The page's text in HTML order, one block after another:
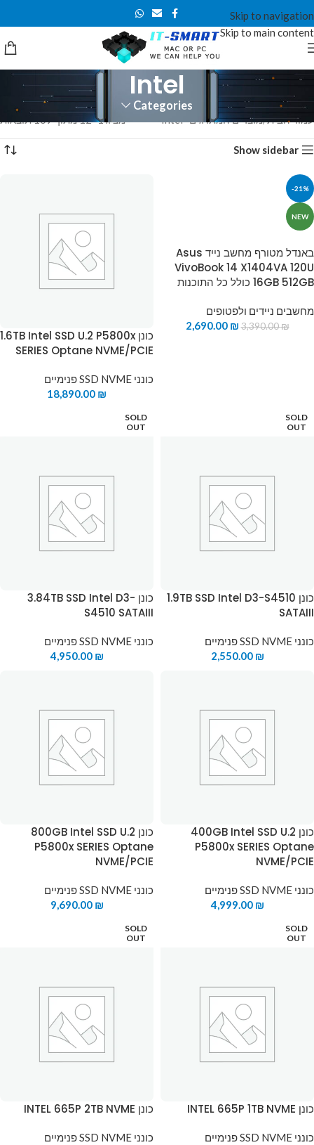
Skip to navigation
Skip to main content
Intel
Categories
עמוד הבית מוצרים המתויגים “Intel” מציג 1–12 מתוך 169 תוצאות
Show sidebar
-21%
NEW
באנדל מטורף מחשב נייד Asus
VivoBook 14 X1404VA 120U
16GB 512GB כולל כל התוכנות
מחשבים ניידים ולפטופים
3,390.00₪
2,690.00 ₪
כונן 1.6TB Intel SSD U.2 P5800x
SERIES Optane NVME/PCIE
כונני SSD NVME פנימיים
18,890.00 ₪
SOLD
OUT
כונן 1.9TB SSD Intel D3-S4510
SATAIII
כונני SSD NVME פנימיים
2,550.00 ₪
SOLD
OUT
כונן 3.84TB SSD Intel D3-
S4510 SATAIII
כונני SSD NVME פנימיים
4,950.00 ₪
כונן 400GB Intel SSD U.2
P5800x SERIES Optane
NVME/PCIE
כונני SSD NVME פנימיים
4,999.00 ₪
כונן 800GB Intel SSD U.2
P5800x SERIES Optane
NVME/PCIE
כונני SSD NVME פנימיים
9,690.00 ₪
SOLD
OUT
כונן INTEL 665P 1TB NVME
כונני SSD NVME פנימיים
SOLD
OUT
כונן INTEL 665P 2TB NVME
כונני SSD NVME פנימיים